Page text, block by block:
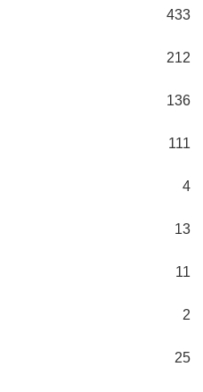
433
212
136
111
4
13
11
2
25